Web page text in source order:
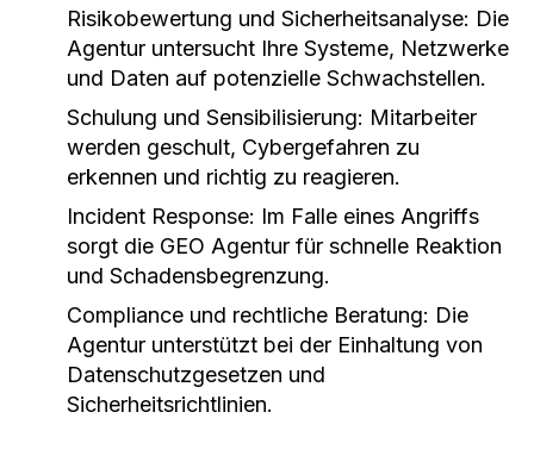
Risikobewertung und Sicherheitsanalyse: Die
Agentur untersucht Ihre Systeme, Netzwerke
und Daten auf potenzielle Schwachstellen.
Schulung und Sensibilisierung: Mitarbeiter
werden geschult, Cybergefahren zu
erkennen und richtig zu reagieren.
Incident Response: Im Falle eines Angriffs
sorgt die GEO Agentur für schnelle Reaktion
und Schadensbegrenzung.
Compliance und rechtliche Beratung: Die
Agentur unterstützt bei der Einhaltung von
Datenschutzgesetzen und
Sicherheitsrichtlinien.